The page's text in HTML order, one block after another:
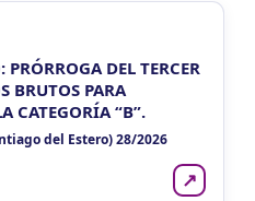
DEL TERCER
BRUTOS PARA
CATEGORÍA “B”.
del Estero) 28/2026
↗